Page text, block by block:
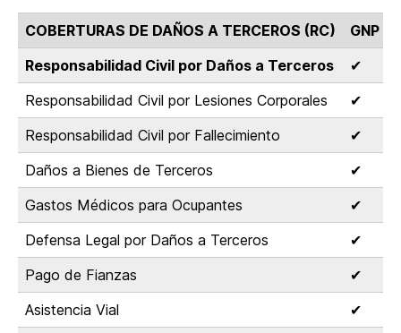
COBERTURAS DE DAÑOS A TERCEROS (RC)
GNP
Responsabilidad Civil por Daños a Terceros
✔
Responsabilidad Civil por Lesiones Corporales
✔
Responsabilidad Civil por Fallecimiento
✔
Daños a Bienes de Terceros
✔
Gastos Médicos para Ocupantes
✔
Defensa Legal por Daños a Terceros
✔
Pago de Fianzas
✔
Asistencia Vial
✔